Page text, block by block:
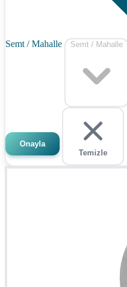
Semt / Mahalle Semt / Mahalle
Onayla
Temizle